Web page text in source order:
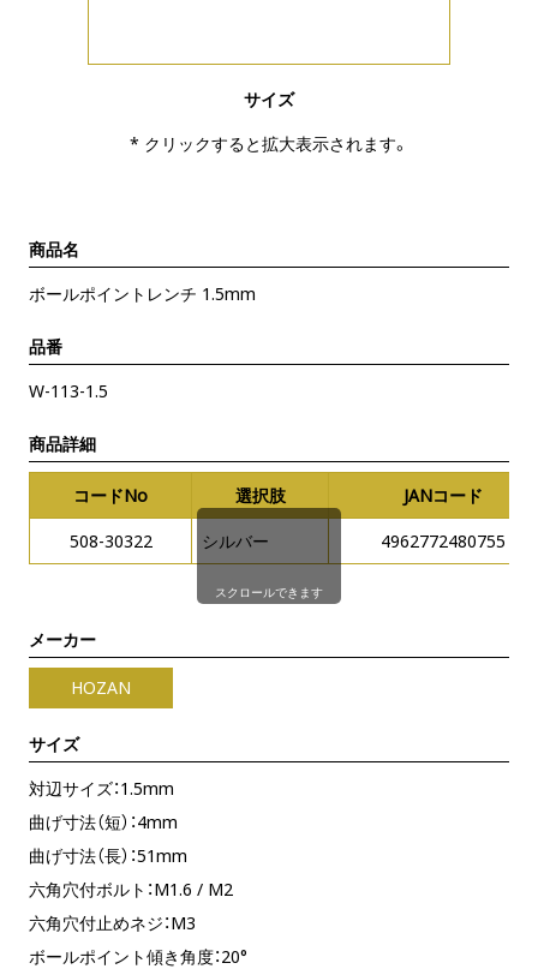
サイズ
* クリックすると拡大表示されます。
商品名
ボールポイントレンチ 1.5mm
品番
W-113-1.5
商品詳細
コードNo 選択肢
JANコード
508-30322
シルバー 4962772480755
スクロールできます
メーカー
HOZAN
サイズ
対辺サイズ：1.5mm
曲げ寸法（短）：4mm
曲げ寸法（長）：51mm
六角穴付ボルト：M1.6 / M2
六角穴付止めネジ：M3
ボールポイント傾き角度：20°